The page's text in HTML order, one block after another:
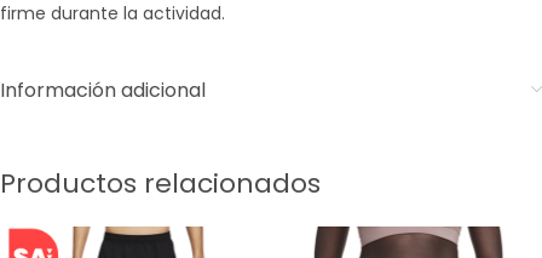
firme durante la actividad.
Información adicional
Productos relacionados